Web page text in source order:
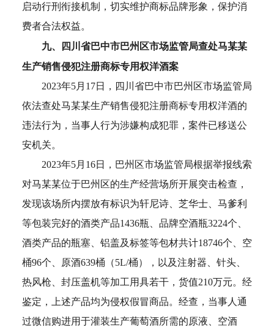
启动行刑衔接机制，切实维护商标品牌形象，保护消
费者合法权益。
九、四川省巴中市巴州区市场监管局查处马某某
生产销售侵犯注册商标专用权洋酒案
2023年5月17日，四川省巴中市巴州区市场监管局
依法查处马某某生产销售侵犯注册商标专用权洋酒的
违法行为，当事人行为涉嫌构成犯罪，案件已移送公
安机关。
2023年5月16日，巴州区市场监管局根据举报线索
对马某某位于巴州区的生产经营场所开展突击检查，
发现该场所内摆放有标识为轩尼诗、芝华士、马爹利
等包装完好的酒类产品1436瓶、品牌空酒瓶3224个、
酒类产品的瓶塞、铝盖及标签等包材共计18746个、空
桶96个、原酒639桶（5L/桶），以及注射器、针头、
热风枪、封压盖机等加工用具若干，货值210万元。经
鉴定，上述产品均为侵权假冒商品。经查，当事人通
过微信购进用于灌装生产葡萄酒所需的原液、空酒